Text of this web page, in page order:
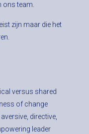
ons team.
zijn maar die het
versus shared
of change
directive,
leader